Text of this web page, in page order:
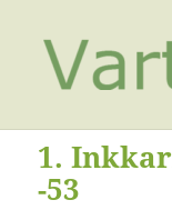
1.
-53